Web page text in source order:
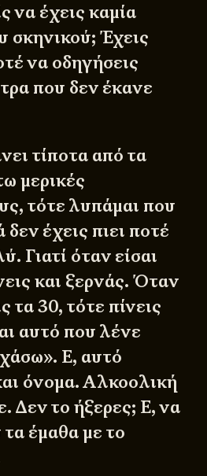
να έχεις καμία
σκηνικού; Έχεις
να οδηγήσεις
που δεν έκανε
τίποτα από τα
μερικές
τότε λυπάμαι που
έχεις πιει ποτέ
Γιατί όταν είσαι
και ξερνάς. Όταν
τα 30, τότε πίνεις
αυτό που λένε
Ε, αυτό
όνομα. Αλκοολική
Δεν το ήξερες; Ε, να
έμαθα με το